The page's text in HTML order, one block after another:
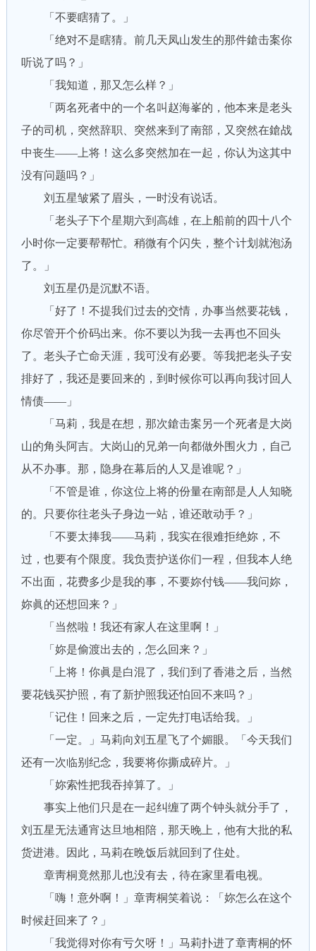
「不要瞎猜了。」
「绝对不是瞎猜。前几天凤山发生的那件鎗击案你
听说了吗？」
「我知道，那又怎么样？」
「两名死者中的一个名叫赵海峯的，他本来是老头
子的司机，突然辞职、突然来到了南部，又突然在鎗战
中丧生——上将！这么多突然加在一起，你认为这其中
没有问题吗？」
刘五星皱紧了眉头，一时没有说话。
「老头子下个星期六到高雄，在上船前的四十八个
小时你一定要帮帮忙。稍微有个闪失，整个计划就泡汤
了。」
刘五星仍是沉默不语。
「好了！不提我们过去的交情，办事当然要花钱，
你尽管开个价码出来。你不要以为我一去再也不回头
了。老头子亡命天涯，我可没有必要。等我把老头子安
排好了，我还是要回来的，到时候你可以再向我讨回人
情债——」
「马莉，我是在想，那次鎗击案另一个死者是大岗
山的角头阿吉。大岗山的兄弟一向都做外围火力，自己
从不办事。那，隐身在幕后的人又是谁呢？」
「不管是谁，你这位上将的份量在南部是人人知晓
的。只要你往老头子身边一站，谁还敢动手？」
「不要太捧我——马莉，我实在很难拒绝妳，不
过，也要有个限度。我负责护送你们一程，但我本人绝
不出面，花费多少是我的事，不要妳付钱——我问妳，
妳眞的还想回来？」
「当然啦！我还有家人在这里啊！」
「妳是偷渡出去的，怎么回来？」
「上将！你眞是白混了，我们到了香港之后，当然
要花钱买护照，有了新护照我还怕回不来吗？」
「记住！回来之后，一定先打电话给我。」
「一定。」马莉向刘五星飞了个媚眼。「今天我们
还有一次临别纪念，我要将你撕成碎片。」
「妳索性把我吞掉算了。」
事实上他们只是在一起纠缠了两个钟头就分手了，
刘五星无法通宵达旦地相陪，那天晚上，他有大批的私
货进港。因此，马莉在晩饭后就回到了住处。
章靑桐竟然那儿也没有去，待在家里看电视。
「嗨！意外啊！」章靑桐笑着说：「妳怎么在这个
时候赶回来了？」
「我觉得对你有亏欠呀！」马莉扑进了章靑桐的怀